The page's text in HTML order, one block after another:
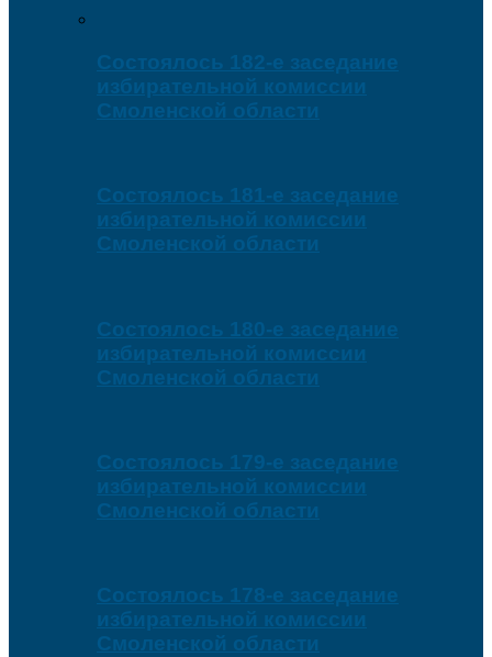
Состоялось 182-е заседание
избирательной комиссии
Смоленской области
Состоялось 181-е заседание
избирательной комиссии
Смоленской области
Состоялось 180-е заседание
избирательной комиссии
Смоленской области
Состоялось 179-е заседание
избирательной комиссии
Смоленской области
Состоялось 178-е заседание
избирательной комиссии
Смоленской области